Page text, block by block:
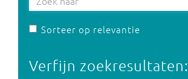
Sorteer op relevantie
Verfijn zoekresultaten: